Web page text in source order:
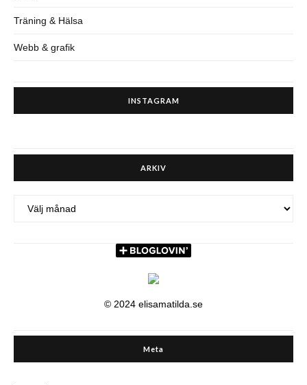
Träning & Hälsa
Webb & grafik
INSTAGRAM
ARKIV
© 2024 elisamatilda.se
Meta